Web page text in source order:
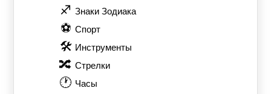
♐ Знаки Зодиака
⚽ Спорт
🛠 Инструменты
🔀 Стрелки
🕐 Часы